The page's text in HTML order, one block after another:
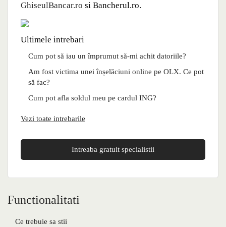
GhiseulBancar.ro si Bancherul.ro.
Ultimele intrebari
Cum pot să iau un împrumut să-mi achit datoriile?
Am fost victima unei înșelăciuni online pe OLX. Ce pot
să fac?
Cum pot afla soldul meu pe cardul ING?
Vezi toate intrebarile
Intreaba gratuit specialistii
Functionalitati
Ce trebuie sa stii